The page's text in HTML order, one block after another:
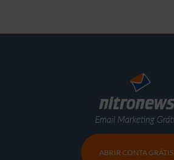
ABRIR CONTA GRÁTIS